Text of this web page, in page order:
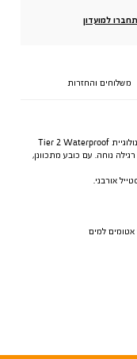
למועדון
משלוחים והחזרות
מעיל מעטפת עמיד במים מבית Timberland® עם טכנולוגיית Tier 2 Waterproof
בגזרה רגילה נוחה. עם כובע מתכוונן,
אורבני.